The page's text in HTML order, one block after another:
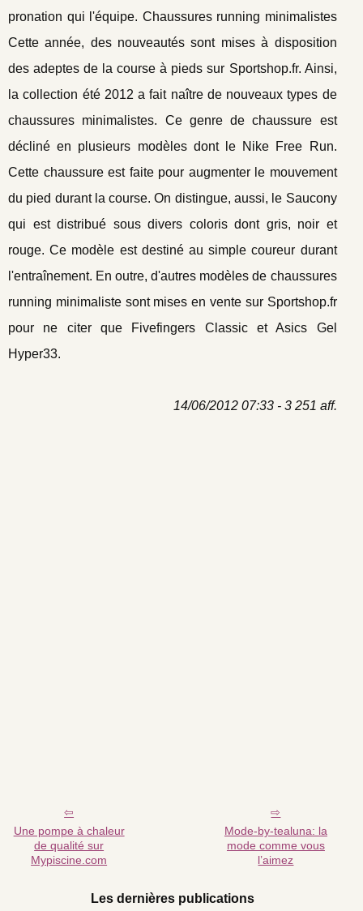
pronation qui l'équipe. Chaussures running minimalistes
Cette année, des nouveautés sont mises à disposition
des adeptes de la course à pieds sur Sportshop.fr. Ainsi,
la collection été 2012 a fait naître de nouveaux types de
chaussures minimalistes. Ce genre de chaussure est
décliné en plusieurs modèles dont le Nike Free Run.
Cette chaussure est faite pour augmenter le mouvement
du pied durant la course. On distingue, aussi, le Saucony
qui est distribué sous divers coloris dont gris, noir et
rouge. Ce modèle est destiné au simple coureur durant
l'entraînement. En outre, d'autres modèles de chaussures
running minimaliste sont mises en vente sur Sportshop.fr
pour ne citer que Fivefingers Classic et Asics Gel
Hyper33.
14/06/2012 07:33 - 3 251 aff.
Une pompe à chaleur
de qualité sur
Mypiscine.com
Mode-by-tealuna: la
mode comme vous
l’aimez
Les dernières publications